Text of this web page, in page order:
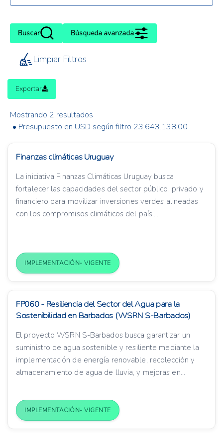
Buscar Búsqueda avanzada
Limpiar Filtros
Exportar
Mostrando 2 resultados
• Presupuesto en USD según filtro 23.643.138,00
Finanzas climáticas Uruguay
La iniciativa Finanzas Climáticas Uruguay busca
fortalecer las capacidades del sector público, privado y
financiero para movilizar inversiones verdes alineadas
con los compromisos climáticos del país....
IMPLEMENTACIÓN- VIGENTE
FP060 - Resiliencia del Sector del Agua para la
Sostenibilidad en Barbados (WSRN S-Barbados)
El proyecto WSRN S-Barbados busca garantizar un
suministro de agua sostenible y resiliente mediante la
implementación de energía renovable, recolección y
almacenamiento de agua de lluvia, y mejoras en...
IMPLEMENTACIÓN- VIGENTE